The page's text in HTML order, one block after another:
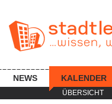
ÜBERSICHT
NEWS KALENDER